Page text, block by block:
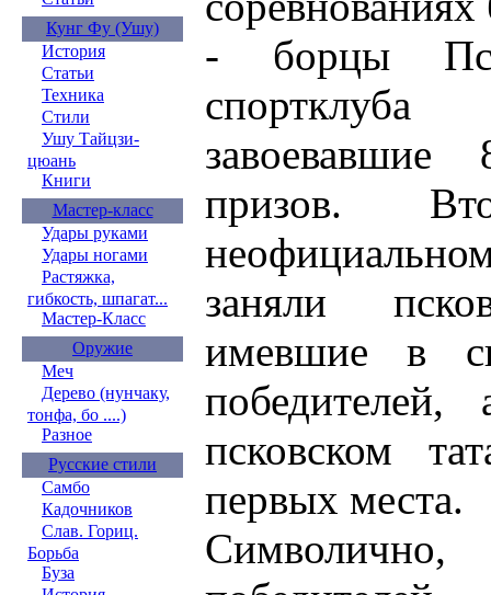
Кунг Фу (Ушу)
История
Статьи
Техника
Стили
Ушу Тайцзи-
цюань
Книги
Мастер-класс
Удары руками
Удары ногами
Растяжка,
гибкость, шпагат...
Мастер-Класс
Оружие
Меч
Дерево (нунчаку,
тонфа, бо ....)
Разное
Русские стили
Самбо
Кадочников
Слав. Гориц.
Борьба
Буза
- борцы
призов.
заняли
имевшие в
победителей,
псковском
первых места.